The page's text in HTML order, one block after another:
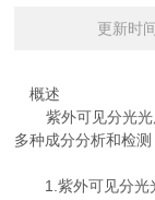
更新时
概述
紫外可见分光光
多种成分分析和检测
1.紫外可见分光